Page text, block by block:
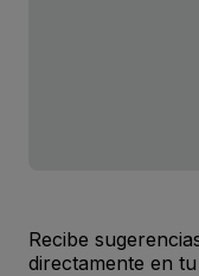
Recibe
directamente en